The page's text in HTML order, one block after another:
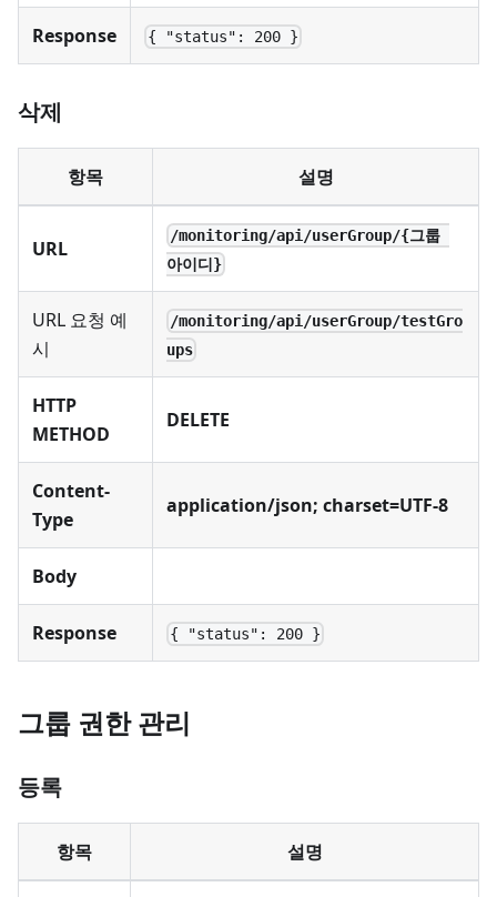
Response { "status": 200 }
삭제
항목 설명
URL
/monitoring/api/userGroup/{그룹
아이디}
URL 요청 예
시
/monitoring/api/userGroup/testGro
ups
HTTP
METHOD
DELETE
Content-
Type
application/json; charset=UTF-8
Body
Response { "status": 200 }
그룹 권한 관리
등록
항목 설명